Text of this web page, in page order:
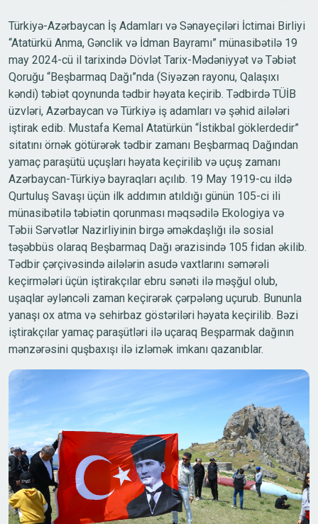
Türkiyə-Azərbaycan İş Adamları və Sənayeçiləri İctimai Birliyi
“Atatürkü Anma, Gənclik və İdman Bayramı” münasibətilə 19
may 2024-cü il tarixində Dövlət Tarix-Mədəniyyət və Təbiət
Qoruğu “Beşbarmaq Dağı”nda (Siyəzən rayonu, Qalaşıxı
kəndi) təbiət qoynunda tədbir həyata keçirib. Tədbirdə TÜİB
üzvləri, Azərbaycan və Türkiyə iş adamları və şəhid ailələri
iştirak edib. Mustafa Kemal Atatürkün “İstikbal göklerdedir”
sitatını örnək götürərək tədbir zamanı Beşbarmaq Dağından
yamaç paraşütü uçuşları həyata keçirilib və uçuş zamanı
Azərbaycan-Türkiyə bayraqları açılıb. 19 May 1919-cu ildə
Qurtuluş Savaşı üçün ilk addımın atıldığı günün 105-ci ili
münasibətilə təbiətin qorunması məqsədilə Ekologiya və
Təbii Sərvətlər Nazirliyinin birgə əməkdaşlığı ilə sosial
təşəbbüs olaraq Beşbarmaq Dağı ərazisində 105 fidan əkilib.
Tədbir çərçivəsində ailələrin asudə vaxtlarını səmərəli
keçirmələri üçün iştirakçılar ebru sənəti ilə məşğul olub,
uşaqlar əyləncəli zaman keçirərək çərpələng uçurub. Bununla
yanaşı ox atma və sehirbaz göstəriləri həyata keçirilib. Bəzi
iştirakçılar yamaç paraşütləri ilə uçaraq Beşparmak dağının
mənzərəsini quşbaxışı ilə izləmək imkanı qazanıblar.